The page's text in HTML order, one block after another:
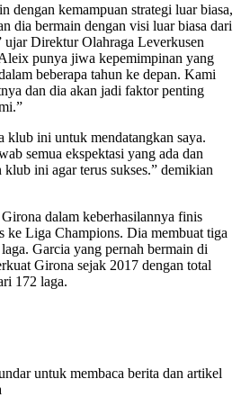
dengan kemampuan strategi luar biasa,
dia bermain dengan visi luar biasa dari
ujar Direktur Olahraga Leverkusen
punya jiwa kepemimpinan yang
beberapa tahun ke depan. Kami
dan dia akan jadi faktor penting
klub ini untuk mendatangkan saya.
semua ekspektasi yang ada dan
ini agar terus sukses.” demikian
dalam keberhasilannya finis
ke Liga Champions. Dia membuat tiga
Garcia yang pernah bermain di
Girona sejak 2017 dengan total
172 laga.
untuk membaca berita dan artikel